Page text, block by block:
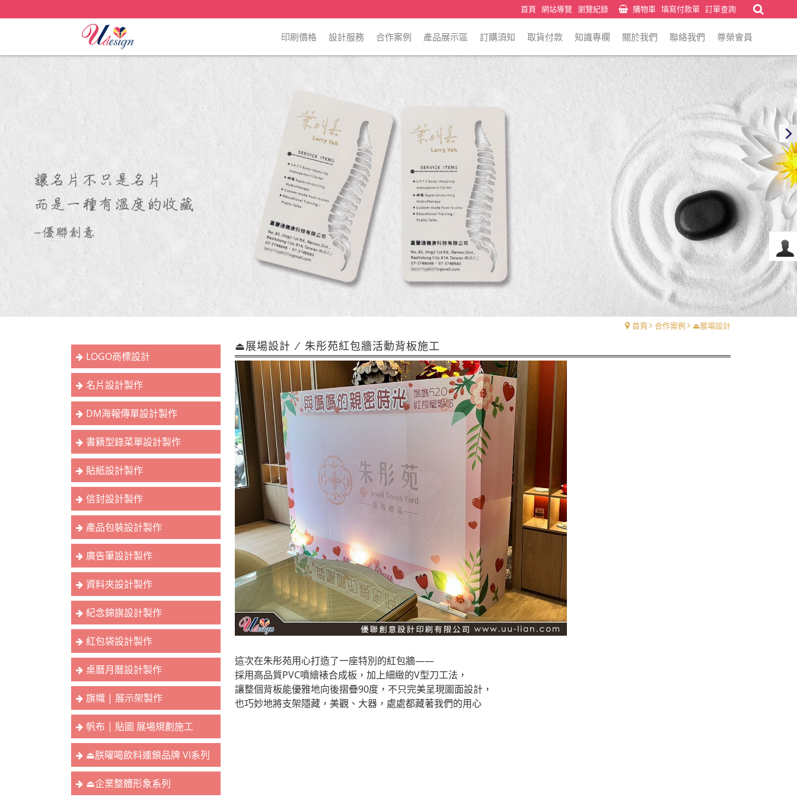
首頁 網站導覽 瀏覽紀錄 購物車 填寫付款單 訂單查詢
印刷價格 設計服務 合作案例 產品展示區 訂購須知 取貨付款 知識專欄 關於我們 聯絡我們 尊榮會員
首頁 合作案例 ⏏︎展場設計
LOGO商標設計
名片設計製作
DM海報傳單設計製作
書籍型錄菜單設計製作
貼紙設計製作
信封設計製作
產品包裝設計製作
廣告筆設計製作
資料夾設計製作
紀念錦旗設計製作
紅包袋設計製作
桌曆月曆設計製作
旗幟 | 展示架製作
帆布 | 貼圖 展場規劃施工
⏏︎朕曜喝飲料連鎖品牌 VI系列
⏏︎企業整體形象系列
⏏︎展場設計 / 朱彤苑紅包牆活動背板施工
這次在朱彤苑用心打造了一座特別的紅包牆——
採用高品質PVC噴繪裱合成板，加上細緻的V型刀工法，
讓整個背板能優雅地向後摺疊90度，不只完美呈現圖面設計，
也巧妙地將支架隱藏，美觀、大器，處處都藏著我們的用心